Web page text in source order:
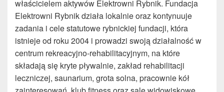
właścicielem aktywów Elektrowni Rybnik. Fundacja
Elektrowni Rybnik działa lokalnie oraz kontynuuje
zadania i cele statutowe rybnickiej fundacji, która
istnieje od roku 2004 i prowadzi swoją działalność w
centrum rekreacyjno-rehabilitacyjnym, na które
składają się kryte pływalnie, zakład rehabilitacji
leczniczej, saunarium, grota solna, pracownie kół